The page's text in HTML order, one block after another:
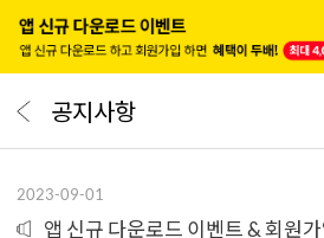
공지사항
2023-09-01
앱 신규 다운로드 이벤트 & 회원